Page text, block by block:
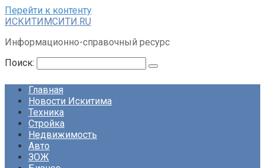
Перейти к контенту
ИСКИТИМСИТИ.RU
Информационно-справочный ресурс
Поиск:
Главная
Новости Искитима
Техника
Стройка
Недвижимость
Авто
ЗОЖ